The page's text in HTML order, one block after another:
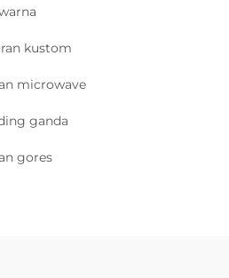
kustom
microwave
ganda
gores